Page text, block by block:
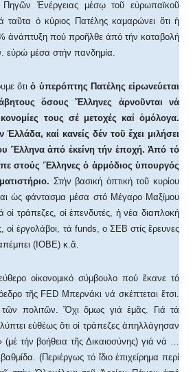
Ἐνέργειας μέσῳ τοῦ εὐρωπαϊκοῦ
ταῦτα ὁ κύριος Πατέλης καμαρώνει ὅτι ἡ
ἀνάπτυξη πού προῆλθε ἀπό τήν καταβολή
εὐρώ μέσα στήν πανδημία.
ὅτιὁ ὑπερόπτης Πατέλης εἰρωνεύεται
ὅσους Ἕλληνες ἀρνοῦνται νά
τους σέ μετοχές καί ὁμόλογα.
καί κανείς δέν τοῦ ἔχει μιλήσει
Ἕλληνα ἀπό ἐκείνη τήν ἐποχή. Ἀπό τό
στούς Ἕλληνες ὁ ἁρμόδιος ὑπουργός
Στήν βασική ὀπτική τοῦ κυρίου
ὡς φάντασμα μέσα στό Μέγαρο Μαξίμου
οἱ τράπεζες, οἱ ἐπενδυτές, ἡ νέα διαπλοκή
ἐργολάβοι, τά funds, o ΣΕΒ στίς ἔρευνες
(ΙΟΒΕ) κ.ἄ.
οἰκονομικό σύμβουλο πού ἔκανε τό
τῆς FED Mπερνάκι νά σκέπτεται ἔτσι.
τῶν πολιτῶν. Ὄχι ὅμως γιά ἐμᾶς. Γιά τά
εὐθέως ὅτι οἱ τράπεζες ἀπηλλάγησαν
τήν βοήθεια τῆς Δικαιοσύνης) γιά νά …
(Περιέργως τό ἴδιο ἐπιχείρημα περί